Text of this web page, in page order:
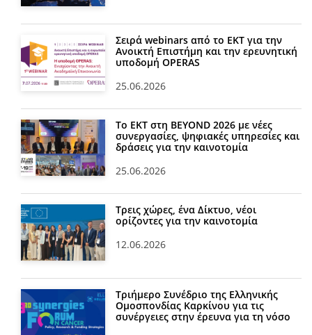
Σειρά webinars από το ΕΚΤ για την
Ανοικτή Επιστήμη και την ερευνητική
υποδομή OPERAS
25.06.2026
Το ΕΚΤ στη BEYOND 2026 με νέες
συνεργασίες, ψηφιακές υπηρεσίες και
δράσεις για την καινοτομία
25.06.2026
Τρεις χώρες, ένα Δίκτυο, νέοι
ορίζοντες για την καινοτομία
12.06.2026
Τριήμερο Συνέδριο της Ελληνικής
Ομοσπονδίας Καρκίνου για τις
συνέργειες στην έρευνα για τη νόσο